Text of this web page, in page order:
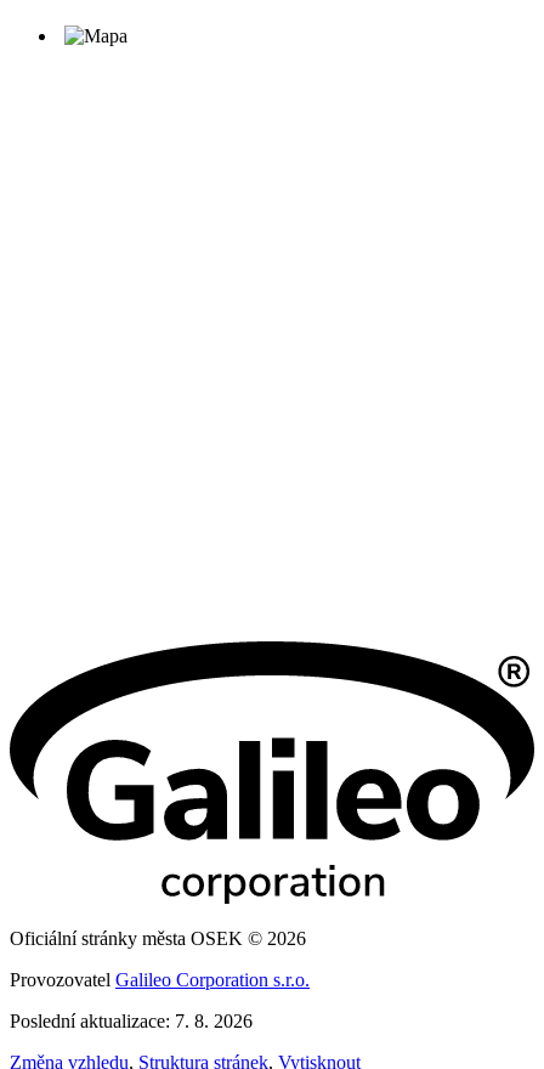
Oficiální stránky města OSEK © 2026
Provozovatel Galileo Corporation s.r.o.
Poslední aktualizace: 7. 8. 2026
Změna vzhledu, Struktura stránek, Vytisknout